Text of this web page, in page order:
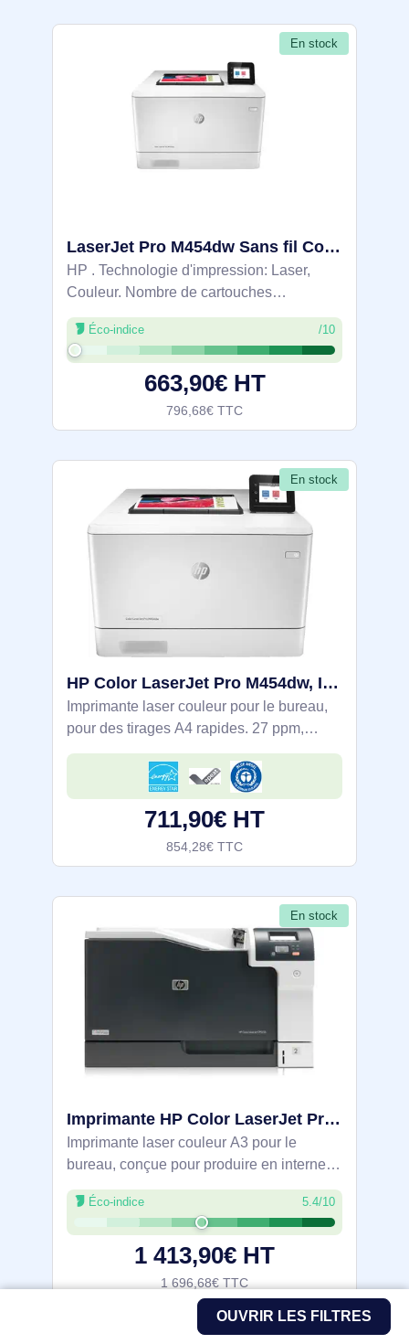
OUVRIR LES FILTRES
En stock
LaserJet Pro M454dw Sans fil Couleur Imprimante, Recto verso - W1Y45A
HP . Technologie d'impression: Laser,
Couleur. Nombre de cartouches
d'impression: 4, Cycle de service
(Maximum): 50000 pages par mois.
Résolution maximale: 600 x 600 DPI.
Taille de papier de série A
Éco-indice /10
663,90€ HT
796,68€ TTC
En stock
HP Color LaserJet Pro M454dw, Imprimer, Impression USB en façade; Impression recto-verso - W1Y45A#B19
Imprimante laser couleur pour le bureau,
pour des tirages A4 rapides. 27 ppm,
recto‑verso auto, Wi‑Fi, Ethernet Gigabit et
impression USB en façade. Écran tactile
6,8 cm, impression sécurisée (PIN).
711,90€ HT
854,28€ TTC
En stock
Imprimante HP Color LaserJet Professional CP5225 - CE710A#B19
Imprimante laser couleur A3 pour le
bureau, conçue pour produire en interne
des documents jusqu’au grand format.
Vitesse 20 ppm en A4 (10 ppm en A3) et
résolution 600 x 600 dpi. Recto verso
Éco-indice 5.4/10
1 413,90€ HT
1 696,68€ TTC